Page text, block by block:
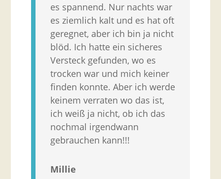
es spannend. Nur nachts war
es ziemlich kalt und es hat oft
geregnet, aber ich bin ja nicht
blöd. Ich hatte ein sicheres
Versteck gefunden, wo es
trocken war und mich keiner
finden konnte. Aber ich werde
keinem verraten wo das ist,
ich weiß ja nicht, ob ich das
nochmal irgendwann
gebrauchen kann!!!
Millie